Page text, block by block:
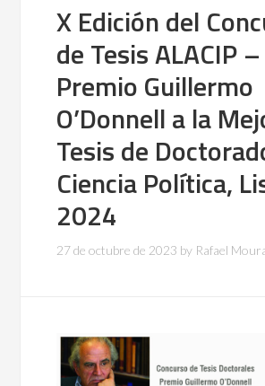
X Edición del
de Tesis ALACIP –
Premio Guillermo
O’Donnell a la
Tesis de
Ciencia Política,
2024
27 de octubre de 2023 by Rafael